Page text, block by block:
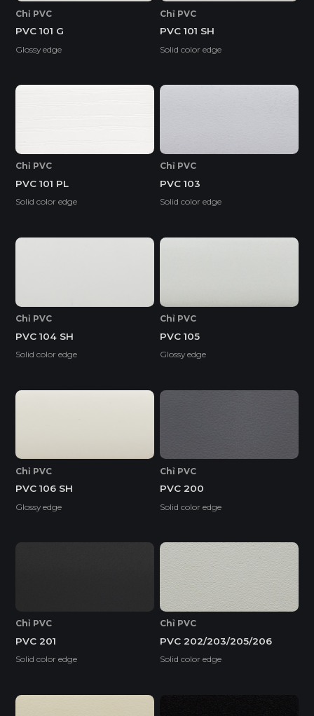
Chỉ PVC
PVC 101 G
Glossy edge
Chỉ PVC
PVC 101 SH
Solid color edge
Chỉ PVC
PVC 101 PL
Solid color edge
Chỉ PVC
PVC 103
Solid color edge
Chỉ PVC
PVC 104 SH
Solid color edge
Chỉ PVC
PVC 105
Glossy edge
Chỉ PVC
PVC 106 SH
Glossy edge
Chỉ PVC
PVC 200
Solid color edge
Chỉ PVC
PVC 201
Solid color edge
Chỉ PVC
PVC 202/203/205/206
Solid color edge